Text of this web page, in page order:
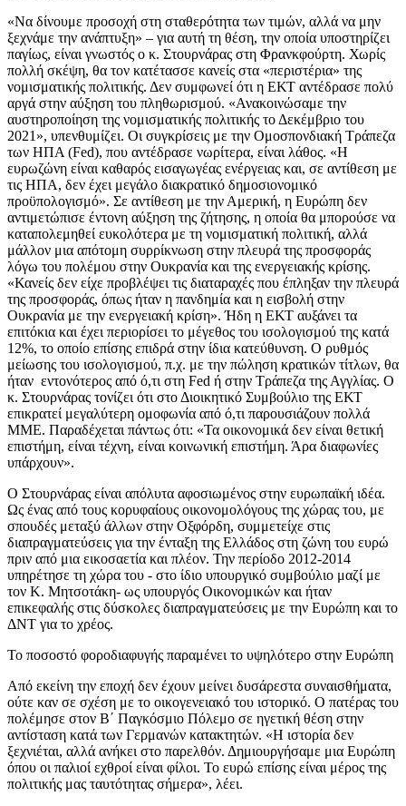
«Να δίνουμε προσοχή στη σταθερότητα των τιμών, αλλά να μην
ξεχνάμε την ανάπτυξη» – για αυτή τη θέση, την οποία υποστηρίζει
παγίως, είναι γνωστός ο κ. Στουρνάρας στη Φρανκφούρτη. Χωρίς
πολλή σκέψη, θα τον κατέτασσε κανείς στα «περιστέρια» της
νομισματικής πολιτικής. Δεν συμφωνεί ότι η ΕΚΤ αντέδρασε πολύ
αργά στην αύξηση του πληθωρισμού. «Ανακοινώσαμε την
αυστηροποίηση της νομισματικής πολιτικής το Δεκέμβριο του
2021», υπενθυμίζει. Οι συγκρίσεις με την Ομοσπονδιακή Τράπεζα
των ΗΠΑ (Fed), που αντέδρασε νωρίτερα, είναι λάθος. «Η
ευρωζώνη είναι καθαρός εισαγωγέας ενέργειας και, σε αντίθεση με
τις ΗΠΑ, δεν έχει μεγάλο διακρατικό δημοσιονομικό
προϋπολογισμό». Σε αντίθεση με την Αμερική, η Ευρώπη δεν
αντιμετώπισε έντονη αύξηση της ζήτησης, η οποία θα μπορούσε να
καταπολεμηθεί ευκολότερα με τη νομισματική πολιτική, αλλά
μάλλον μια απότομη συρρίκνωση στην πλευρά της προσφοράς
λόγω του πολέμου στην Ουκρανία και της ενεργειακής κρίσης.
«Κανείς δεν είχε προβλέψει τις διαταραχές που έπληξαν την πλευρά
της προσφοράς, όπως ήταν η πανδημία και η εισβολή στην
Ουκρανία με την ενεργειακή κρίση». Ήδη η ΕΚΤ αυξάνει τα
επιτόκια και έχει περιορίσει το μέγεθος του ισολογισμού της κατά
12%, το οποίο επίσης επιδρά στην ίδια κατεύθυνση. Ο ρυθμός
μείωσης του ισολογισμού, π.χ. με την πώληση κρατικών τίτλων, θα
ήταν εντονότερος από ό,τι στη Fed ή στην Τράπεζα της Αγγλίας. Ο
κ. Στουρνάρας τονίζει ότι στο Διοικητικό Συμβούλιο της ΕΚΤ
επικρατεί μεγαλύτερη ομοφωνία από ό,τι παρουσιάζουν πολλά
ΜΜΕ. Παραδέχεται πάντως ότι: «Τα οικονομικά δεν είναι θετική
επιστήμη, είναι τέχνη, είναι κοινωνική επιστήμη. Άρα διαφωνίες
υπάρχουν».
Ο Στουρνάρας είναι απόλυτα αφοσιωμένος στην ευρωπαϊκή ιδέα.
Ως ένας από τους κορυφαίους οικονομολόγους της χώρας του, με
σπουδές μεταξύ άλλων στην Οξφόρδη, συμμετείχε στις
διαπραγματεύσεις για την ένταξη της Ελλάδος στη ζώνη του ευρώ
πριν από μια εικοσαετία και πλέον. Την περίοδο 2012-2014
υπηρέτησε τη χώρα του - στο ίδιο υπουργικό συμβούλιο μαζί με
τον Κ. Μητσοτάκη- ως υπουργός Οικονομικών και ήταν
επικεφαλής στις δύσκολες διαπραγματεύσεις με την Ευρώπη και το
ΔΝΤ για το χρέος.
Το ποσοστό φοροδιαφυγής παραμένει το υψηλότερο στην Ευρώπη
Από εκείνη την εποχή δεν έχουν μείνει δυσάρεστα συναισθήματα,
ούτε καν σε σχέση με το οικογενειακό του ιστορικό. Ο πατέρας του
πολέμησε στον Β΄ Παγκόσμιο Πόλεμο σε ηγετική θέση στην
αντίσταση κατά των Γερμανών κατακτητών. «Η ιστορία δεν
ξεχνιέται, αλλά ανήκει στο παρελθόν. Δημιουργήσαμε μια Ευρώπη
όπου οι παλιοί εχθροί είναι φίλοι. Το ευρώ επίσης είναι μέρος της
πολιτικής μας ταυτότητας σήμερα», λέει.